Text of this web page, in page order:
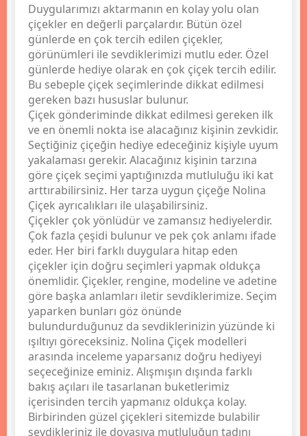
Duygularımızı aktarmanın en kolay yolu olan
çiçekler en değerli parçalardır. Bütün özel
günlerde en çok tercih edilen çiçekler,
görünümleri ile sevdiklerimizi mutlu eder. Özel
günlerde hediye olarak en çok çiçek tercih edilir.
Bu sebeple çiçek seçimlerinde dikkat edilmesi
gereken bazı hususlar bulunur.
Çiçek gönderiminde dikkat edilmesi gereken ilk
ve en önemli nokta ise alacağınız kişinin zevkidir.
Seçtiğiniz çiçeğin hediye edeceğiniz kişiyle uyum
yakalaması gerekir. Alacağınız kişinin tarzına
göre çiçek seçimi yaptığınızda mutluluğu iki kat
arttırabilirsiniz. Her tarza uygun çiçeğe Nolina
Çiçek ayrıcalıkları ile ulaşabilirsiniz.
Çiçekler çok yönlüdür ve zamansız hediyelerdir.
Çok fazla çeşidi bulunur ve pek çok anlamı ifade
eder. Her biri farklı duygulara hitap eden
çiçekler için doğru seçimleri yapmak oldukça
önemlidir. Çiçekler, rengine, modeline ve adetine
göre başka anlamları iletir sevdiklerimize. Seçim
yaparken bunları göz önünde
bulundurduğunuz da sevdiklerinizin yüzünde ki
ışıltıyı göreceksiniz. Nolina Çiçek modelleri
arasında inceleme yaparsanız doğru hediyeyi
seçeceğinize eminiz. Alışmışın dışında farklı
bakış açıları ile tasarlanan buketlerimiz
içerisinden tercih yapmanız oldukça kolay.
Birbirinden güzel çiçekleri sitemizde bulabilir
sevdikleriniz ile doyasıya mutluluğun tadını